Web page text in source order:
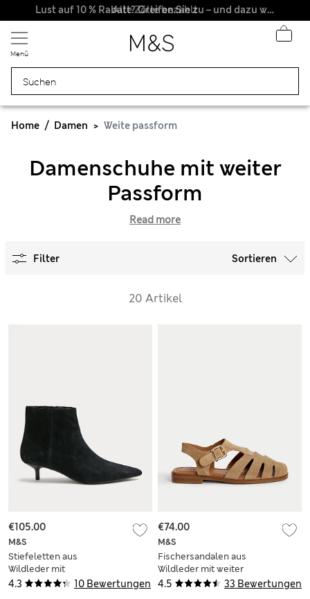
Lust auf 10 % Rabatt? Greifen Sie zu – und dazu weitere exklusive Prämien, wenn Sie Mitglied bei Sparks werden
Alle Zölle bezahlt
Menü
Home Damen Weite passform
Damenschuhe mit weiter
Passform
Read more
Filter Sortieren
20 Artikel
4.3 10 Bewertungen
M&S
Stiefeletten aus
Wildleder mit
kleinem Absatz und
€105.00
4.5 33 Bewertungen
M&S
Fischersandalen aus
Wildleder mit weiter
Fußbreite
€74.00